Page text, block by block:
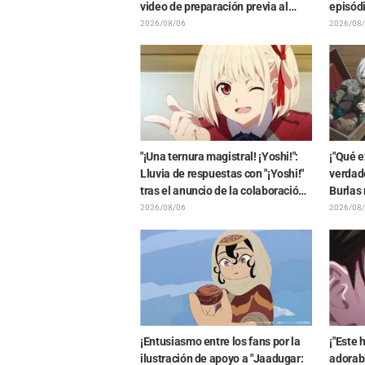
video de preparación previa al
estreno de la película de
imaginado", "Hablan puro de
trabajo"
2026/08/06
Ghost
2026/
"¡Una ternura magistral! ¡Yoshi!":
Lluvia de respuestas con "¡Yoshi!"
tras el anuncio de la colaboración
entre "Lycoris Recoil" y Kumamine,
2026/08/06
¡"Qué
Burlas
final
2026/
¡Entusiasmo entre los fans por la
ilustración de apoyo a "Jaadugar:
¡"Este